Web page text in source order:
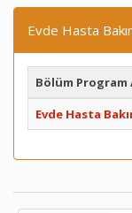
Evde Hasta
Bölüm Program
Evde Hasta